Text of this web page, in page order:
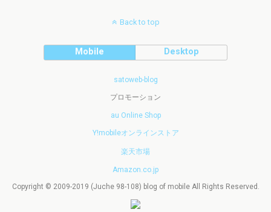
Back to top
Mobile Desktop
satoweb-blog
プロモーション
au Online Shop
Y!mobileオンラインストア
楽天市場
Amazon.co.jp
Copyright © 2009-2019 (Juche 98-108) blog of mobile All Rights Reserved.